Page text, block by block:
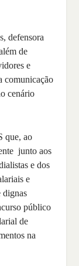
defensora
de
e
comunicação
cenário
que, ao
junto aos
e dos
e
dignas
público
de
na